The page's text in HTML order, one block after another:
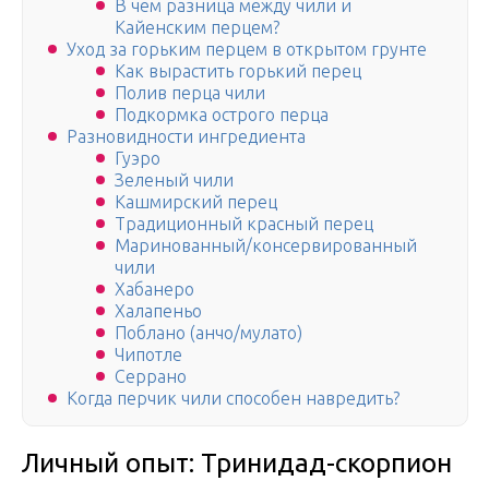
В чем разница между чили и
Кайенским перцем?
Уход за горьким перцем в открытом грунте
Как вырастить горький перец
Полив перца чили
Подкормка острого перца
Разновидности ингредиента
Гуэро
Зеленый чили
Кашмирский перец
Традиционный красный перец
Маринованный/консервированный
чили
Хабанеро
Халапеньо
Поблано (анчо/мулато)
Чипотле
Серрано
Когда перчик чили способен навредить?
Личный опыт: Тринидад-скорпион